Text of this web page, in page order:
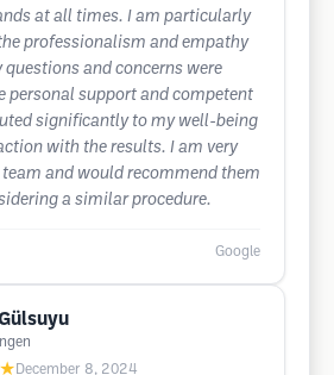
at all times. I am particularly
professionalism and empathy
and concerns were
personal support and competent
significantly to my well-being
with the results. I am very
and would recommend them
a similar procedure.
Google
December 8, 2024